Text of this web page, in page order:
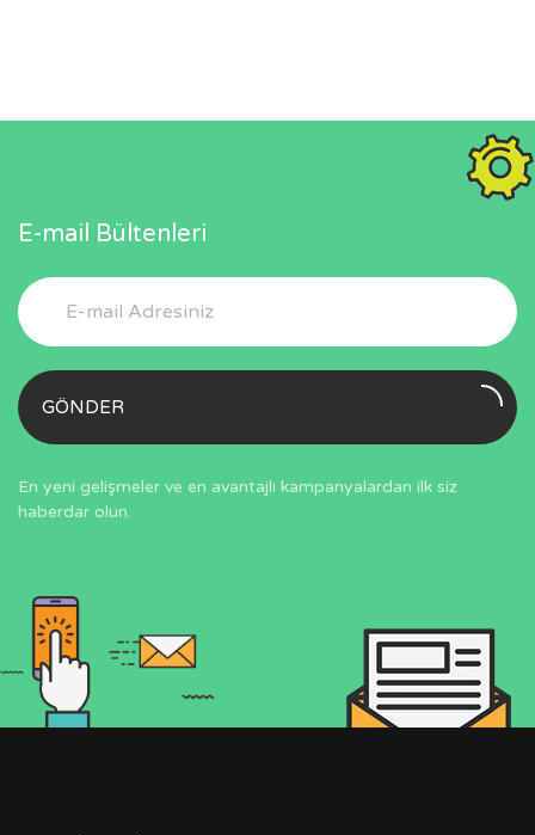
E-mail Bültenleri
GÖNDER
En yeni gelişmeler ve en avantajlı kampanyalardan ilk siz
haberdar olun.